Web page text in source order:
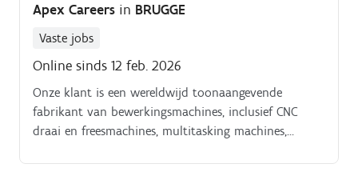
Apex Careers in BRUGGE
Vaste jobs
Online sinds 12 feb. 2026
Onze klant is een wereldwijd toonaangevende
fabrikant van bewerkingsmachines, inclusief CNC
draai en freesmachines, multitasking machines,